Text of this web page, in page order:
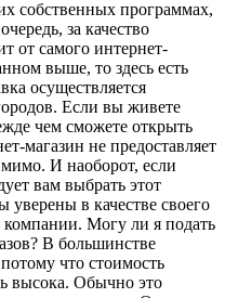
собственных программах,
за качество
от самого интернет-
выше, то здесь есть
осуществляется
Если вы живете
чем сможете открыть
магазин не предоставляет
И наоборот, если
вам выбрать этот
в качестве своего
компании. Могу ли я подать
В большинстве
что стоимость
высока. Обычно это